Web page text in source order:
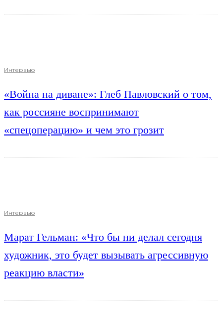
Интервью
«Война на диване»: Глеб Павловский о том,
как россияне воспринимают
«спецоперацию» и чем это грозит
Интервью
Марат Гельман: «Что бы ни делал сегодня
художник, это будет вызывать агрессивную
реакцию власти»